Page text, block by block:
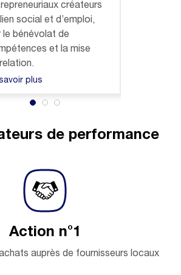
créateurs
social et d’emploi,
le bénévolat de
et la mise
plus
de performance
Action n°1
auprès de fournisseurs locaux